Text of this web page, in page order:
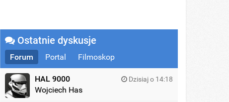
Ostatnie dyskusje
Forum Portal Filmoskop
HAL 9000 Dzisiaj o 14:18
Wojciech Has